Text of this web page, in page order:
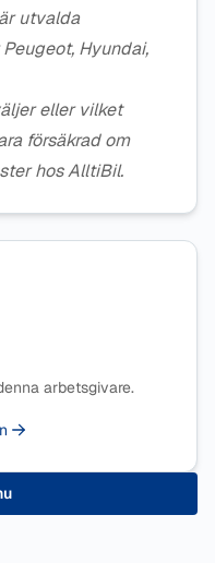
utvalda
Hyundai,
eller vilket
försäkrad om
hos AlltiBil.
arbetsgivare.